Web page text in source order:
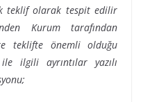
teklif olarak tespit edilir
Kurum tarafından
teklifte önemli olduğu
ilgili ayrıntılar yazılı